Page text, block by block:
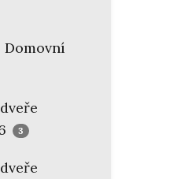
Domovní
3